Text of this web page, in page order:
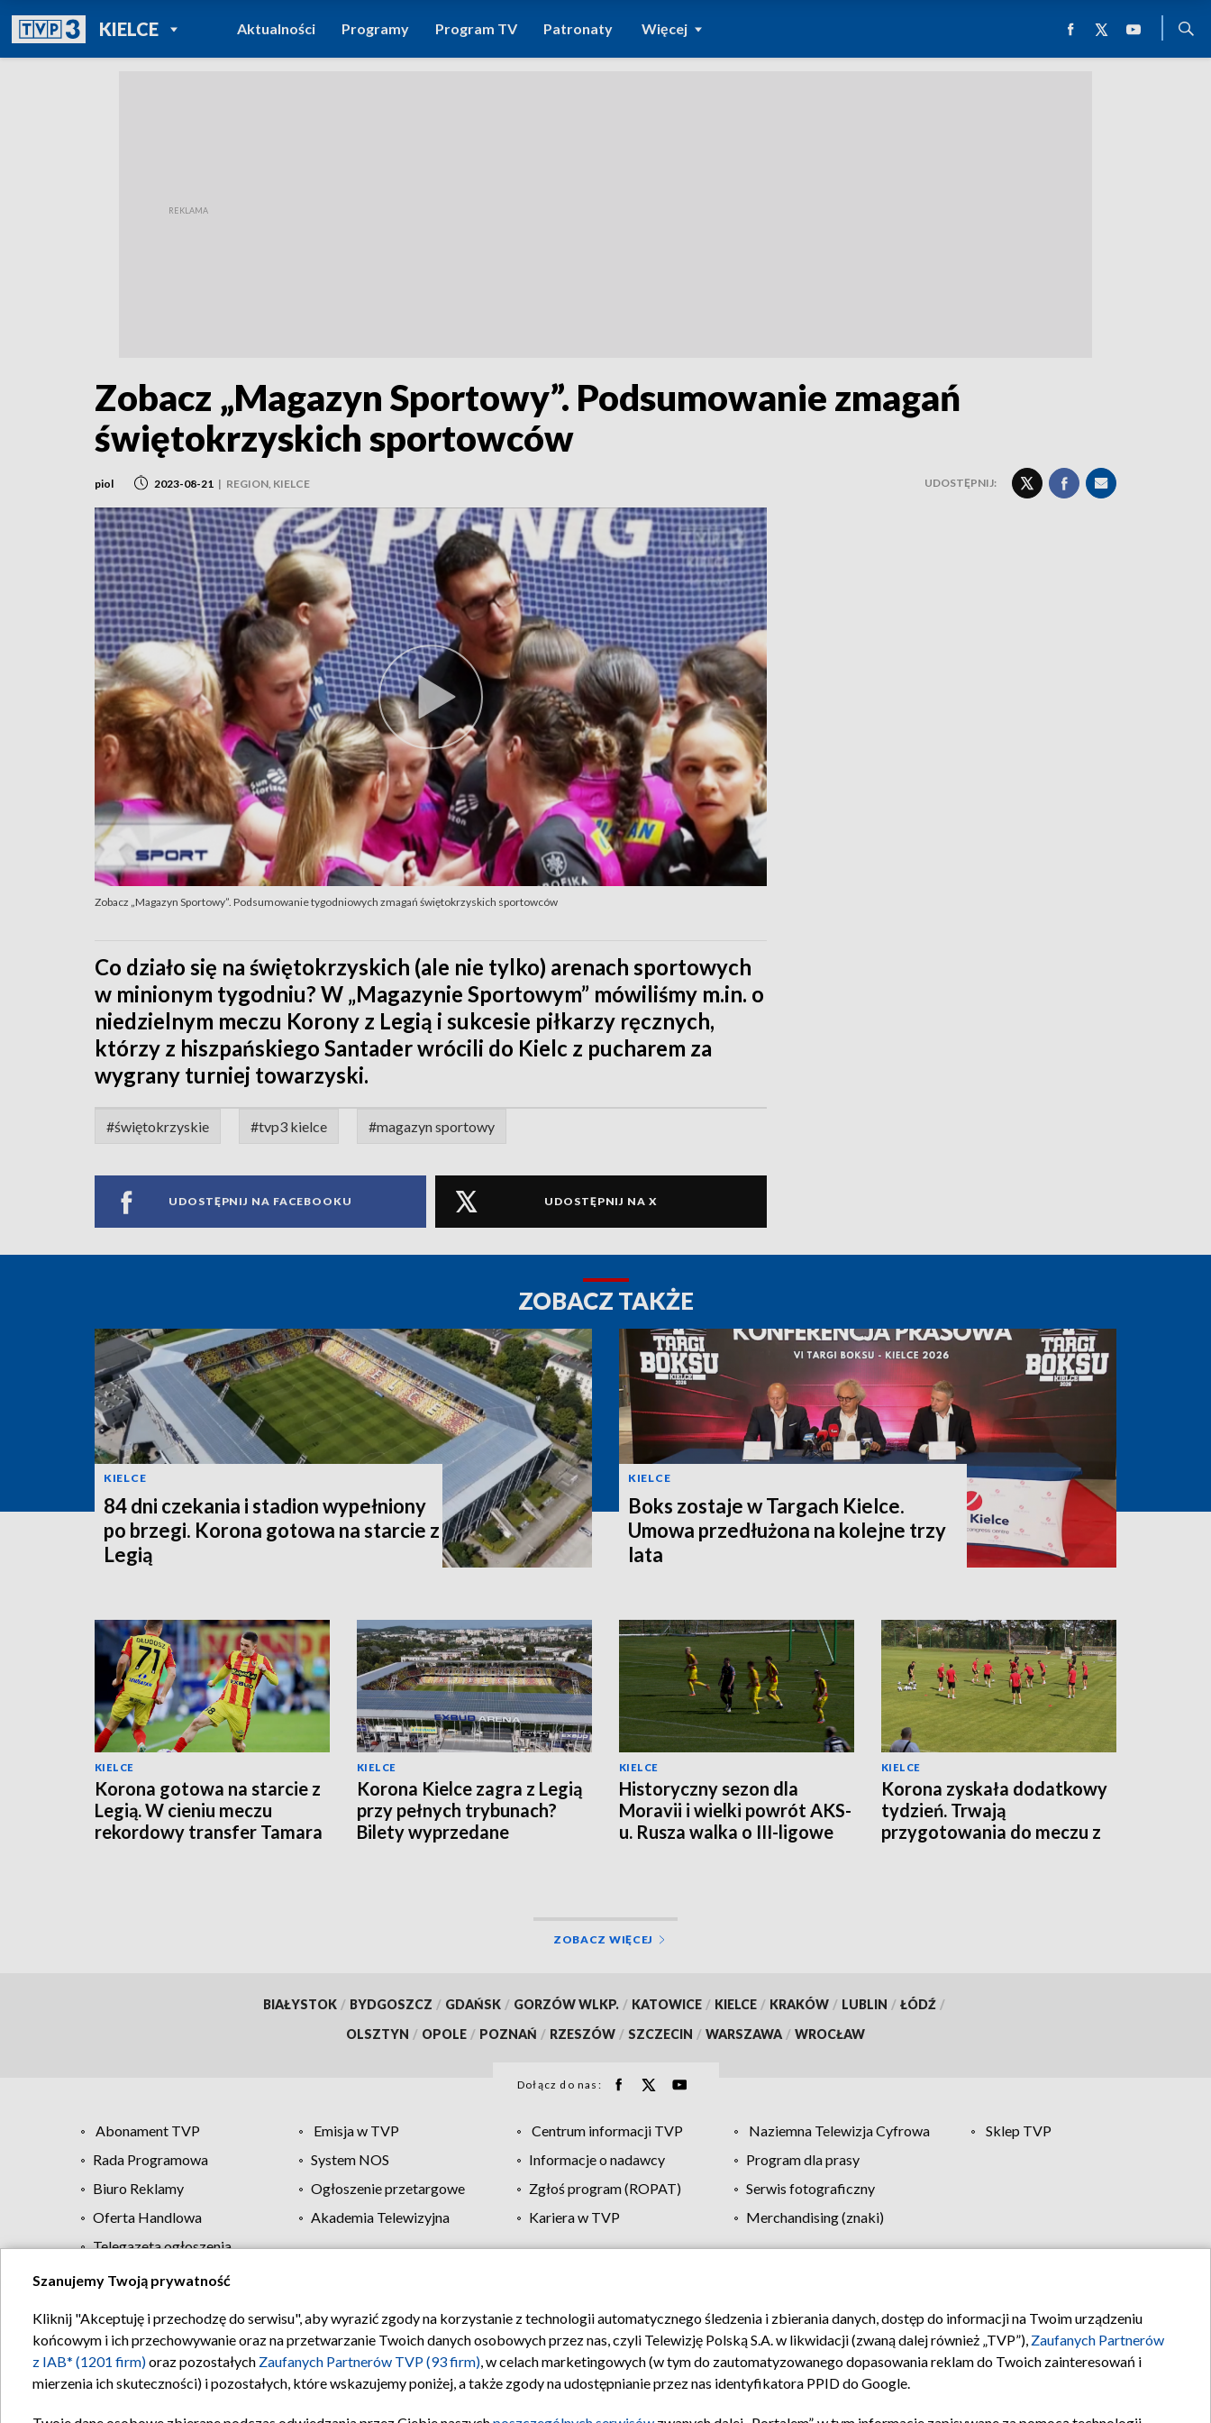
KIELCEPOWRÓT DO
TVP REGIONY
Aktualności Programy Program TV Patronaty Więcej
Zobacz „Magazyn Sportowy”. Podsumowanie zmagań
świętokrzyskich sportowców
piol 2023-08-21 | REGION, KIELCE UDOSTĘPNIJ:
Zobacz „Magazyn Sportowy”. Podsumowanie tygodniowych zmagań świętokrzyskich sportowców
Co działo się na świętokrzyskich (ale nie tylko) arenach sportowych
w minionym tygodniu? W „Magazynie Sportowym” mówiliśmy m.in. o
niedzielnym meczu Korony z Legią i sukcesie piłkarzy ręcznych,
którzy z hiszpańskiego Santader wrócili do Kielc z pucharem za
wygrany turniej towarzyski.
#świętokrzyskie #tvp3 kielce #magazyn sportowy
UDOSTĘPNIJ NA FACEBOOKU UDOSTĘPNIJ NA X
ZOBACZ TAKŻE
KIELCE
84 dni czekania i stadion wypełniony
po brzegi. Korona gotowa na starcie z
Legią
KIELCE
Boks zostaje w Targach Kielce.
Umowa przedłużona na kolejne trzy
lata
KIELCE
Korona gotowa na starcie z
Legią. W cieniu meczu
rekordowy transfer Tamara
KIELCE
Korona Kielce zagra z Legią
przy pełnych trybunach?
Bilety wyprzedane
KIELCE
Historyczny sezon dla
Moravii i wielki powrót AKS-
u. Rusza walka o III-ligowe
KIELCE
Korona zyskała dodatkowy
tydzień. Trwają
przygotowania do meczu z
ZOBACZ WIĘCEJ
BIAŁYSTOK / BYDGOSZCZ / GDAŃSK / GORZÓW WLKP. / KATOWICE / KIELCE / KRAKÓW / LUBLIN / ŁÓDŹ /
OLSZTYN / OPOLE / POZNAŃ / RZESZÓW / SZCZECIN / WARSZAWA / WROCŁAW
Dołącz do nas:
Abonament TVP Emisja w TVP Centrum informacji TVP Naziemna Telewizja Cyfrowa
Sklep TVP
Rada Programowa
System NOS Informacje o nadawcy
Program dla prasy
Biuro Reklamy
Ogłoszenie przetargowe Zgłoś program (ROPAT)
Serwis fotograficzny
Oferta Handlowa
Akademia Telewizyjna Kariera w TVP
Merchandising (znaki)
Telegazeta ogłoszenia
Regulamin TVP Polityka prywatności Moje zgody Pomoc Biuro reklamy Kontakt
Szanujemy Twoją prywatność
Kliknij "Akceptuję i przechodzę do serwisu", aby wyrazić zgody na korzystanie z technologii automatycznego śledzenia i zbierania danych, dostęp do informacji na Twoim urządzeniu
końcowym i ich przechowywanie oraz na przetwarzanie Twoich danych osobowych przez nas, czyli Telewizję Polską S.A. w likwidacji (zwaną dalej również „TVP”), Zaufanych Partnerów
z IAB* (1201 firm)oraz pozostałych Zaufanych Partnerów TVP (93 firm), w celach marketingowych (w tym do zautomatyzowanego dopasowania reklam do Twoich zainteresowań i
mierzenia ich skuteczności) i pozostałych, które wskazujemy poniżej, a także zgody na udostępnianie przez nas identyfikatora PPID do Google.